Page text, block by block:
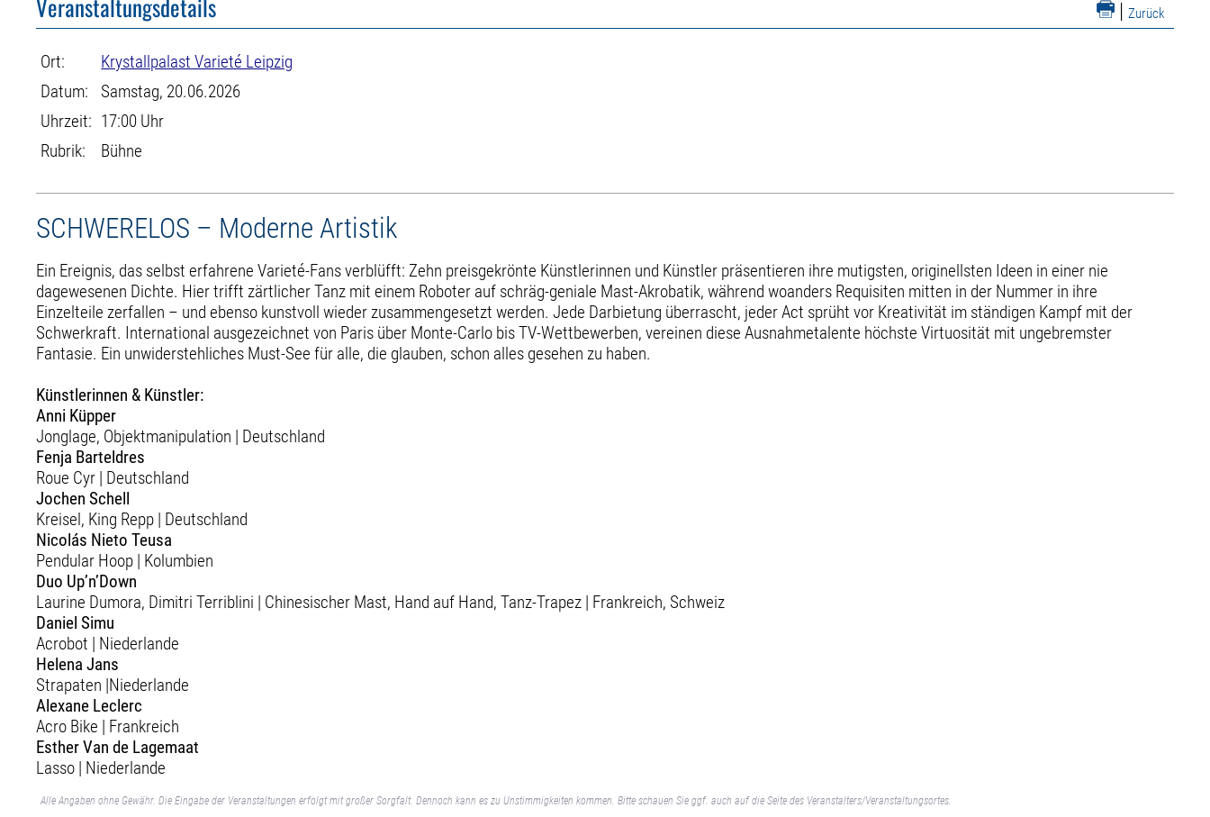
| Zurück
Veranstaltungsdetails
Ort:
Krystallpalast Varieté Leipzig
Datum:
Samstag, 20.06.2026
Uhrzeit: 17:00 Uhr
Rubrik:
Bühne
SCHWERELOS – Moderne Artistik
Ein Ereignis, das selbst erfahrene Varieté-Fans verblüfft: Zehn preisgekrönte Künstlerinnen und Künstler präsentieren ihre mutigsten, originellsten Ideen in einer nie
dagewesenen Dichte. Hier trifft zärtlicher Tanz mit einem Roboter auf schräg-geniale Mast-Akrobatik, während woanders Requisiten mitten in der Nummer in ihre
Einzelteile zerfallen – und ebenso kunstvoll wieder zusammengesetzt werden. Jede Darbietung überrascht, jeder Act sprüht vor Kreativität im ständigen Kampf mit der
Schwerkraft. International ausgezeichnet von Paris über Monte-Carlo bis TV-Wettbewerben, vereinen diese Ausnahmetalente höchste Virtuosität mit ungebremster
Fantasie. Ein unwiderstehliches Must-See für alle, die glauben, schon alles gesehen zu haben.
Künstlerinnen & Künstler:
Anni Küpper
Jonglage, Objektmanipulation | Deutschland
Fenja Barteldres
Roue Cyr | Deutschland
Jochen Schell
Kreisel, King Repp | Deutschland
Nicolás Nieto Teusa
Pendular Hoop | Kolumbien
Duo Up’n’Down
Laurine Dumora, Dimitri Terriblini | Chinesischer Mast, Hand auf Hand, Tanz-Trapez | Frankreich, Schweiz
Daniel Simu
Acrobot | Niederlande
Helena Jans
Strapaten |Niederlande
Alexane Leclerc
Acro Bike | Frankreich
Esther Van de Lagemaat
Lasso | Niederlande
Alle Angaben ohne Gewähr. Die Eingabe der Veranstaltungen erfolgt mit großer Sorgfalt. Dennoch kann es zu Unstimmigkeiten kommen. Bitte schauen Sie ggf. auch auf die Seite des Veranstalters/Veranstaltungsortes.